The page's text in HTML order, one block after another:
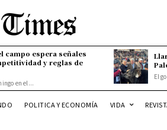
campo espera señales
y reglas de
en el...
El
POLITICA Y ECONOMÍA VIDA